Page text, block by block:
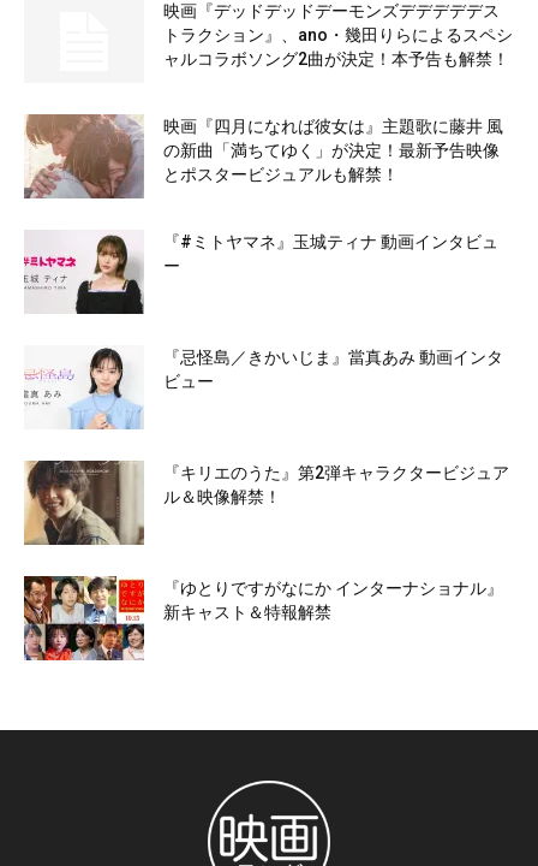
映画『デッドデッドデーモンズデデデデデス
トラクション』、ano・幾田りらによるスペシ
ャルコラボソング2曲が決定！本予告も解禁！
映画『四月になれば彼女は』主題歌に藤井 風
の新曲「満ちてゆく」が決定！最新予告映像
とポスタービジュアルも解禁！
『#ミトヤマネ』玉城ティナ 動画インタビュ
ー
『忌怪島／きかいじま』當真あみ 動画インタ
ビュー
『キリエのうた』第2弾キャラクタービジュア
ル＆映像解禁！
『ゆとりですがなにか インターナショナル』
新キャスト＆特報解禁